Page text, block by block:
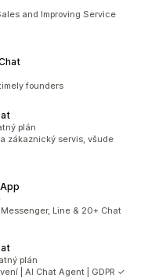
and Improving Service
founders
plán
zákaznický servis, všude
Line & 20+ Chat
plán
| AI Chat Agent | GDPR ✓